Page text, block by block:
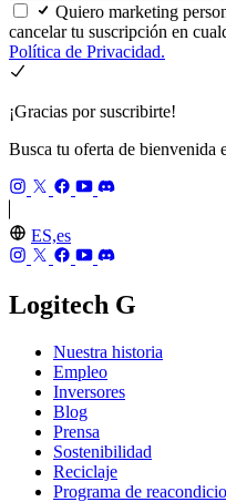
Quiero marketing
cancelar tu suscripción en
Política de Privacidad.
¡Gracias por suscribirte!
Busca tu oferta de bienvenida
ES,es
Logitech G
Nuestra historia
Empleo
Inversores
Blog
Prensa
Sostenibilidad
Reciclaje
Programa de